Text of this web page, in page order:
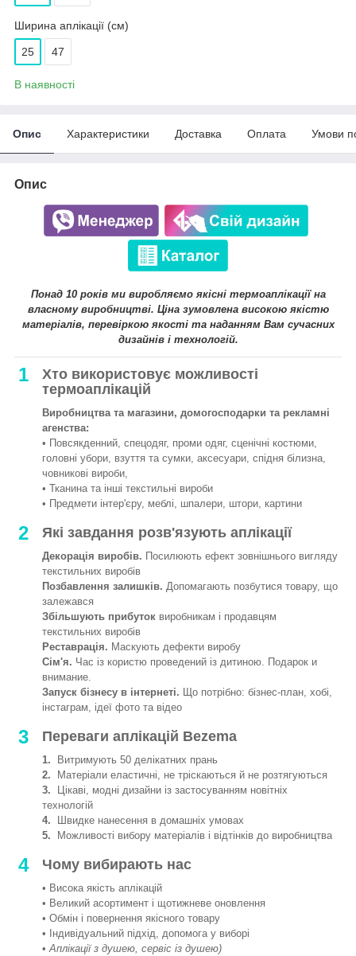
Ширина аплікації (см)
25 47
В наявності
Опис Характеристики Доставка Оплата Умови
Опис
Понад 10 років ми виробляємо якісні термоаплікації на
власному виробництві. Ціна зумовлена високою якістю
матеріалів, перевіркою якості та наданням Вам сучасних
дизайнів і технологій.
1
Хто використовує можливості
термоаплікацій
Виробництва та магазини, домогосподарки та рекламні
агенства:
• Повсякденний, спецодяг, проми одяг, сценічні костюми,
головні убори, взуття та сумки, аксесуари, спідня білизна,
човникові вироби,
• Тканина та інші текстильні вироби
• Предмети інтер'єру, меблі, шпалери, штори, картини
2 Які завдання розв'язують аплікації
Декорація виробів. Посилюють ефект зовнішнього вигляду
текстильних виробів
Позбавлення залишків. Допомагають позбутися товару, що
залежався
Збільшують прибуток виробникам і продавцям
текстильних виробів
Реставрація. Маскують дефекти виробу
Сім'я. Час із користю проведений із дитиною. Подарок и
внимание.
Запуск бізнесу в інтернеті. Що потрібно: бізнес-план, хобі,
інстаграм, ідеї фото та відео
3 Переваги аплікацій Bezema
1. Витримують 50 делікатних прань
2. Матеріали еластичні, не тріскаються й не розтягуються
3. Цікаві, модні дизайни із застосуванням новітніх
технологій
4. Швидке нанесення в домашніх умовах
5. Можливості вибору матеріалів і відтінків до виробництва
4 Чому вибирають нас
• Висока якість аплікацій
• Великий асортимент і щотижневе оновлення
• Обмін і повернення якісного товару
• Індивідуальний підхід, допомога у виборі
•Аплікації з душею, сервіс із душею)